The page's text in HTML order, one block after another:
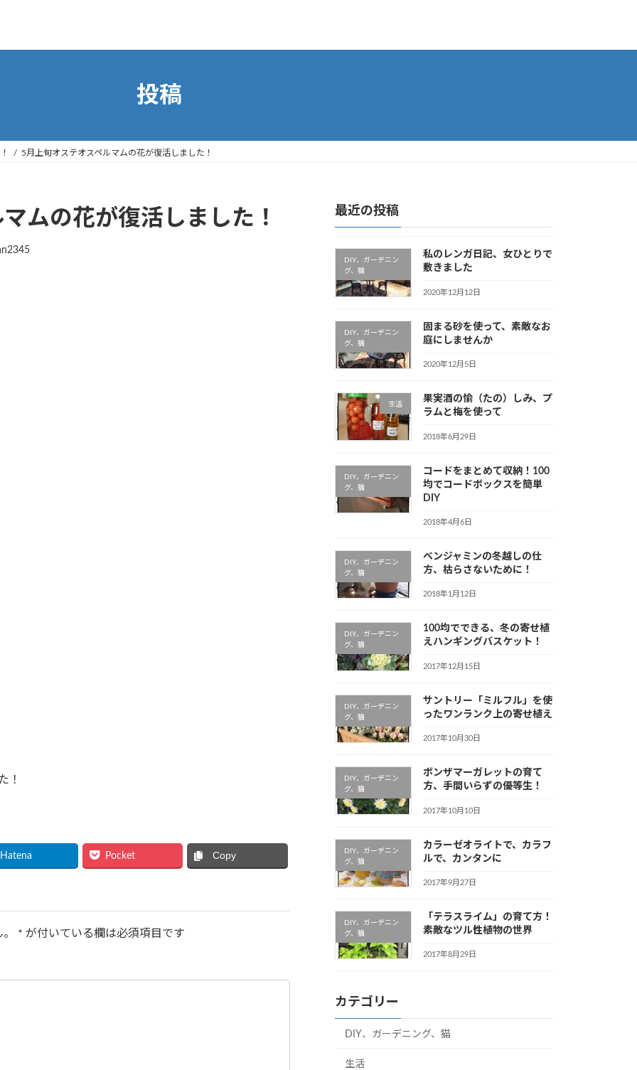
投稿
5月上旬オステオスペルマムの花が復活しました！
ムの花が復活しました！
！
Hatena Pocket Copy
* が付いている欄は必須項目です
最近の投稿
DIY、ガーデニン
グ、猫
私のレンガ日記、女ひとりで
敷きました
2020年12月12日
DIY、ガーデニン
グ、猫
固まる砂を使って、素敵なお
庭にしませんか
2020年12月5日
生活
果実酒の愉（たの）しみ、プ
ラムと梅を使って
2018年6月29日
DIY、ガーデニン
グ、猫
コードをまとめて収納！100
均でコードボックスを簡単
DIY
2018年4月6日
DIY、ガーデニン
グ、猫
ベンジャミンの冬越しの仕
方、枯らさないために！
2018年1月12日
DIY、ガーデニン
グ、猫
100均でできる、冬の寄せ植
えハンギングバスケット！
2017年12月15日
DIY、ガーデニン
グ、猫
サントリー「ミルフル」を使
ったワンランク上の寄せ植え
2017年10月30日
DIY、ガーデニン
グ、猫
ボンザマーガレットの育て
方、手間いらずの優等生！
2017年10月10日
DIY、ガーデニン
グ、猫
カラーゼオライトで、カラフ
ルで、カンタンに
2017年9月27日
DIY、ガーデニン
グ、猫
「テラスライム」の育て方！
素敵なツル性植物の世界
2017年8月29日
カテゴリー
DIY、ガーデニング、猫
生活